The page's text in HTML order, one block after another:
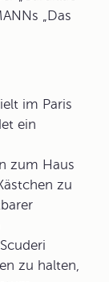
„Das
im Paris
ein
zum Haus
zu
zu halten,